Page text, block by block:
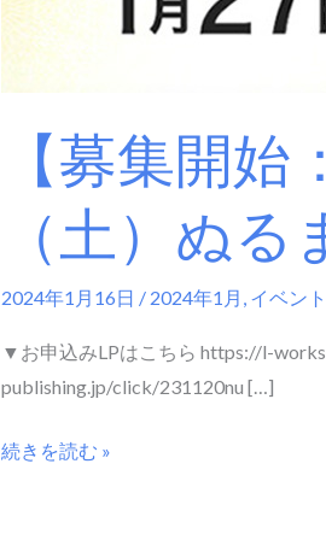
【募集開
（土）ぬ
2024年1月16日 / 2024年1月 , イベン
▼お申込みLPはこちら https://l-
publishing.jp/click/231120nu […]
ま
サ
続きを読む »